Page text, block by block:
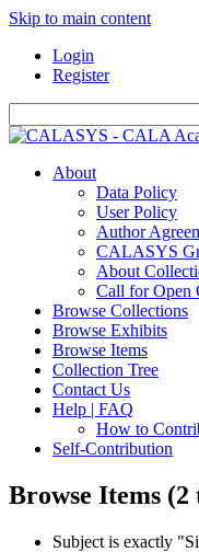
Skip to main content
Login
Register
About
Data Policy
User Policy
Author
CALASYS
About
Call for Open
Browse Collections
Browse Exhibits
Browse Items
Collection Tree
Contact Us
Help | FAQ
How to
Self-Contribution
Browse Items (2
Subject is exactly